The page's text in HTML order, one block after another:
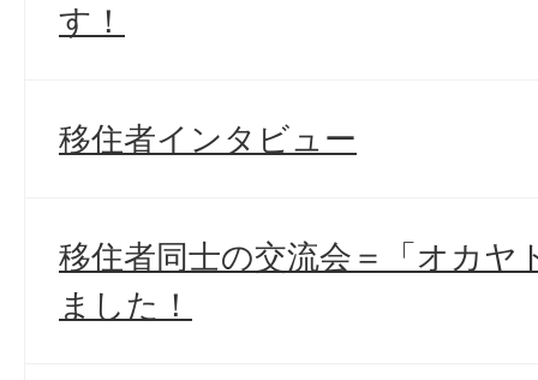
す！
移住者インタビュー
移住者同士の交流会＝「オカヤ
ました！